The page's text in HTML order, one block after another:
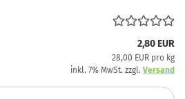
2,80 EUR
28,00 EUR pro kg
inkl. 7% MwSt. zzgl. Versand